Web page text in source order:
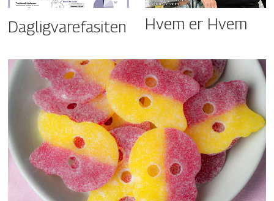
Dagligvarefasiten Hvem er Hvem